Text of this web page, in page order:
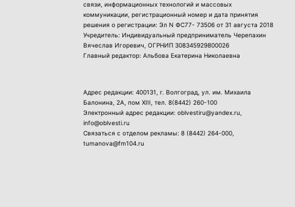
связи, информационных технологий и массовых
коммуникации, регистрационный номер и дата принятия
решения о регистрации: Эл N ФС77- 73506 от 31 августа 2018
Учредитель: Индивидуальный предприниматель Черепахин
Вячеслав Игоревич, ОГРНИП 308345929800026
Главный редактор: Альбова Екатерина Николаевна
Адрес редакции: 400131, г. Волгоград, ул. им. Михаила
Балонина, 2А, пом XIII, тел. 8(8442) 260-100
Электронный адрес редакции: oblvestiru@yandex.ru,
info@oblvesti.ru
Связаться с отделом рекламы: 8 (8442) 264-000
tumanova@fm104.ru